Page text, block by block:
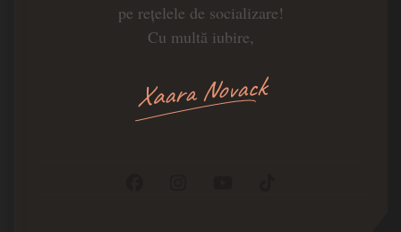
pe rețelele de socializare!
Cu multă iubire,
Xaara Novack